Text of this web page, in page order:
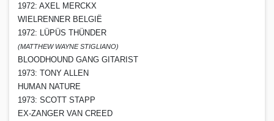
1972: AXEL MERCKX
WIELRENNER BELGIË
1972: LÜPÜS THÜNDER
(MATTHEW WAYNE STIGLIANO)
BLOODHOUND GANG GITARIST
1973: TONY ALLEN
HUMAN NATURE
1973: SCOTT STAPP
EX-ZANGER VAN CREED